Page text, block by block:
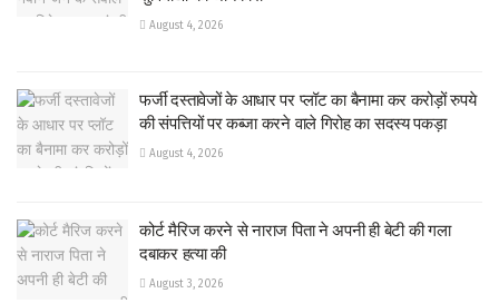
August 4, 2026
फर्जी दस्तावेजों के आधार पर प्लॉट का बैनामा कर करोड़ों रुपये
की संपत्तियों पर कब्जा करने वाले गिरोह का सदस्य पकड़ा
August 4, 2026
कोर्ट मैरिज करने से नाराज पिता ने अपनी ही बेटी की गला
दबाकर हत्या की
August 3, 2026